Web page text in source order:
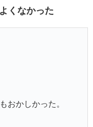
くなかった
おかしかった。